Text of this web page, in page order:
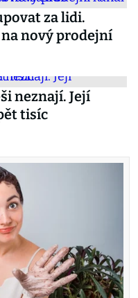
za lidi.
nový prodejní
neznají. Její
tisíc